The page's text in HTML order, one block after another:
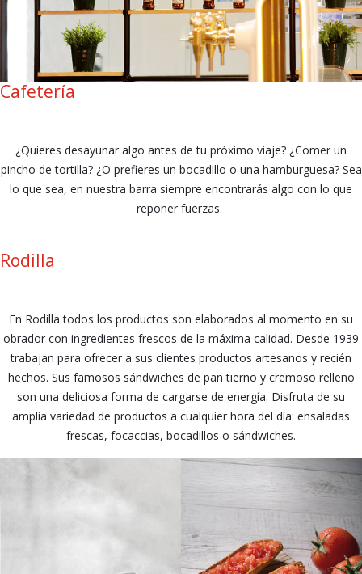
Cafetería
¿Quieres desayunar algo antes de tu próximo viaje? ¿Comer un
pincho de tortilla? ¿O prefieres un bocadillo o una hamburguesa? Sea
lo que sea, en nuestra barra siempre encontrarás algo con lo que
reponer fuerzas.
Rodilla
En Rodilla todos los productos son elaborados al momento en su
obrador con ingredientes frescos de la máxima calidad. Desde 1939
trabajan para ofrecer a sus clientes productos artesanos y recién
hechos. Sus famosos sándwiches de pan tierno y cremoso relleno
son una deliciosa forma de cargarse de energía. Disfruta de su
amplia variedad de productos a cualquier hora del día: ensaladas
frescas, focaccias, bocadillos o sándwiches.